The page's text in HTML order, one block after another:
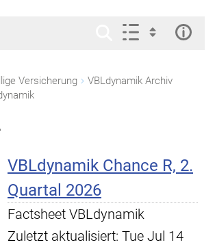
Versicherung
VBLdynamik Archiv
VBLdynamik Chance R, 2.
Quartal 2026
Factsheet VBLdynamik
Zuletzt aktualisiert: Tue Jul 14